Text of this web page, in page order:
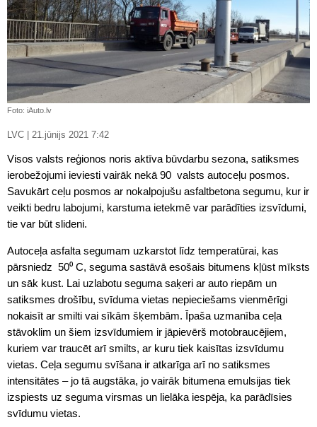
Foto: iAuto.lv
LVC | 21.jūnijs 2021 7:42
Visos valsts reģionos noris aktīva būvdarbu sezona, satiksmes
ierobežojumi ieviesti vairāk nekā 90 valsts autoceļu posmos.
Savukārt ceļu posmos ar nokalpojušu asfaltbetona segumu, kur ir
veikti bedru labojumi, karstuma ietekmē var parādīties izsvīdumi,
tie var būt slideni.
Autoceļa asfalta segumam uzkarstot līdz temperatūrai, kas
pārsniedz 50⁰ C, seguma sastāvā esošais bitumens kļūst mīksts
un sāk kust. Lai uzlabotu seguma saķeri ar auto riepām un
satiksmes drošību, svīduma vietas nepieciešams vienmērīgi
nokaisīt ar smilti vai sīkām šķembām. Īpaša uzmanība ceļa
stāvoklim un šiem izsvīdumiem ir jāpievērš motobraucējiem,
kuriem var traucēt arī smilts, ar kuru tiek kaisītas izsvīdumu
vietas. Ceļa segumu svīšana ir atkarīga arī no satiksmes
intensitātes – jo tā augstāka, jo vairāk bitumena emulsijas tiek
izspiests uz seguma virsmas un lielāka iespēja, ka parādīsies
svīdumu vietas.